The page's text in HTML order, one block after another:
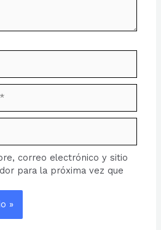
correo electrónico y sitio
para la próxima vez que